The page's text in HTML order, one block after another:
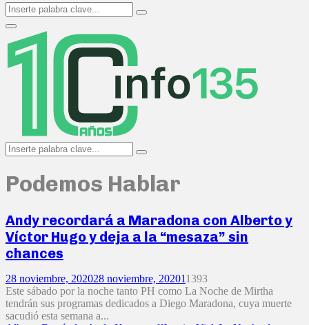
Search
for:
Search
Primary
Menu
Search
for:
Search
Podemos Hablar
Andy recordará a Maradona con Alberto y
Víctor Hugo y deja a la “mesaza” sin
chances
28 noviembre, 202028 noviembre, 202011393
Este sábado por la noche tanto PH como La Noche de Mirtha
tendrán sus programas dedicados a Diego Maradona, cuya muerte
sacudió esta semana a...